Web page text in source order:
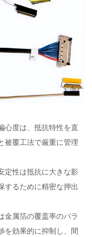
心度は、抵抗特性を直
被覆工法で厳重に管理
定性は抵抗に大きな影
するために精密な押出
金属箔の覆盖率のバラ
を効果的に抑制し、間